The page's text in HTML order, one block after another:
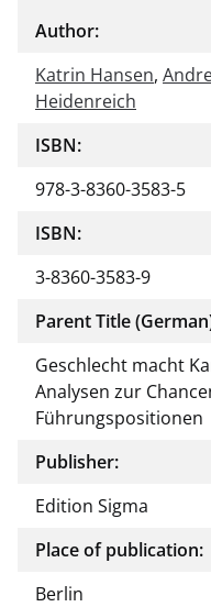
Author:
Katrin Hansen,
Heidenreich
ISBN:
978-3-8360-3583-5
ISBN:
3-8360-3583-9
Parent Title
Geschlecht macht
Analysen zur
Führungspositionen
Publisher:
Edition Sigma
Place of publication:
Berlin